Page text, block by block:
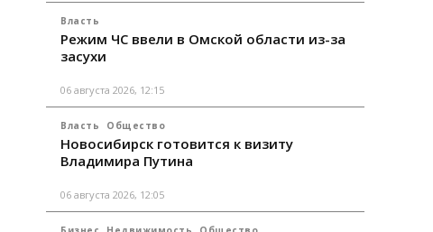
Власть
Режим ЧС ввели в Омской области из-за
засухи
06 августа 2026, 12:15
Власть Общество
Новосибирск готовится к визиту
Владимира Путина
06 августа 2026, 12:05